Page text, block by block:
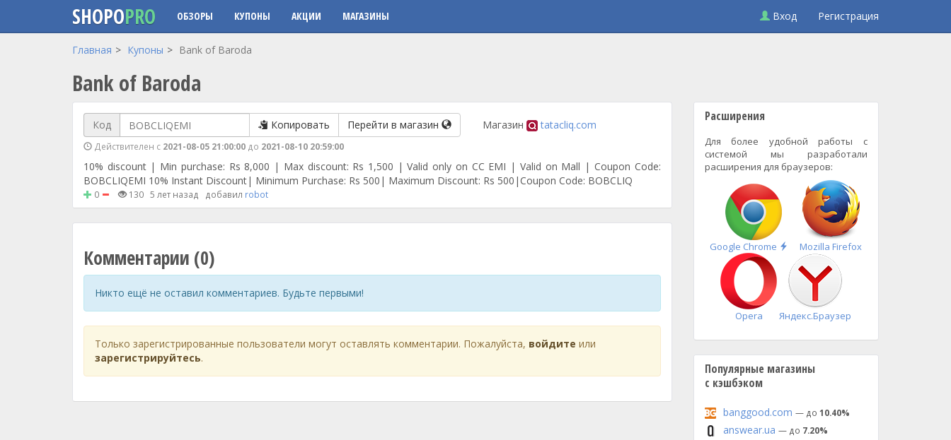
Перейти к основному содержанию
SHOPOPRO ОБЗОРЫ КУПОНЫ АКЦИИ МАГАЗИНЫ Вход Регистрация
Главная Купоны Bank of Baroda
Bank of Baroda
Код Копировать Перейти в магазин
Действителен с 2021-08-05 21:00:00 до 2021-08-10 20:59:00
Магазин tatacliq.com
10% discount | Min purchase: Rs 8,000 | Max discount: Rs 1,500 | Valid only on CC EMI | Valid on Mall | Coupon Code:
BOBCLIQEMI 10% Instant Discount| Minimum Purchase: Rs 500| Maximum Discount: Rs 500|Coupon Code: BOBCLIQ
0 130 5 лет назад добавил robot
Комментарии (0)
Никто ещё не оставил комментариев. Будьте первыми!
Только зарегистрированные пользователи могут оставлять комментарии. Пожалуйста, войдите или
зарегистрируйтесь.
Расширения
Для более удобной работы с
системой мы разработали
расширения для браузеров:
Google Chrome
Быстрая
установка
Mozilla Firefox
Opera Яндекс.Браузер
Популярные магазины
с кэшбэком
banggood.com — до 10.40%
answear.ua — до 7.20%